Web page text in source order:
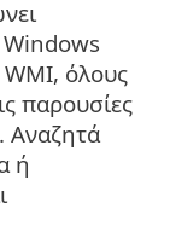
όλους
παρουσίες
Αναζητά
ή